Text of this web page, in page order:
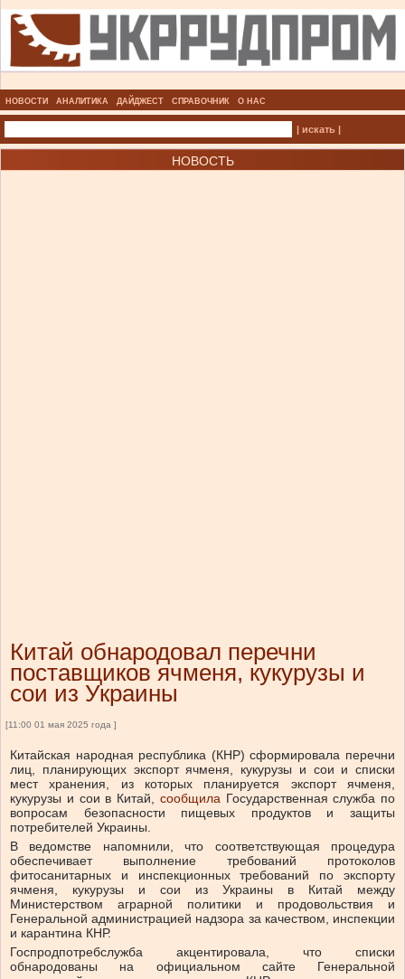
НОВОСТИ АНАЛИТИКА ДАЙДЖЕСТ СПРАВОЧНИК О НАС
| искать |
НОВОСТЬ
Китай обнародовал перечни
поставщиков ячменя, кукурузы и
сои из Украины
[11:00 01 мая 2025 года ]
Китайская народная республика (КНР) сформировала перечни
лиц, планирующих экспорт ячменя, кукурузы и сои и списки
мест хранения, из которых планируется экспорт ячменя,
кукурузы и сои в Китай, сообщилаГосударственная служба по
вопросам безопасности пищевых продуктов и защиты
потребителей Украины.
В ведомстве напомнили, что соответствующая процедура
обеспечивает выполнение требований протоколов
фитосанитарных и инспекционных требований по экспорту
ячменя, кукурузы и сои из Украины в Китай между
Министерством аграрной политики и продовольствия и
Генеральной администрацией надзора за качеством, инспекции
и карантина КНР.
Госпродпотребслужба акцентировала, что списки
обнародованы на официальном сайте Генеральной